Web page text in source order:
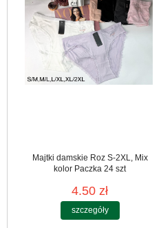
Majtki damskie Roz S-2XL, Mix
kolor Paczka 24 szt
4.50 zł
szczegóły